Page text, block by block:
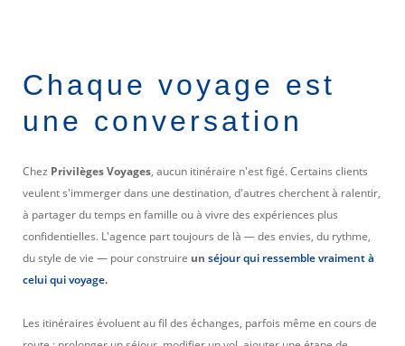
Chaque voyage est
une conversation
Chez Privilèges Voyages, aucun itinéraire n'est figé. Certains clients
veulent s'immerger dans une destination, d'autres cherchent à ralentir,
à partager du temps en famille ou à vivre des expériences plus
confidentielles. L'agence part toujours de là — des envies, du rythme,
du style de vie — pour construire un séjour qui ressemble vraiment à
celui qui voyage.
Les itinéraires évoluent au fil des échanges, parfois même en cours de